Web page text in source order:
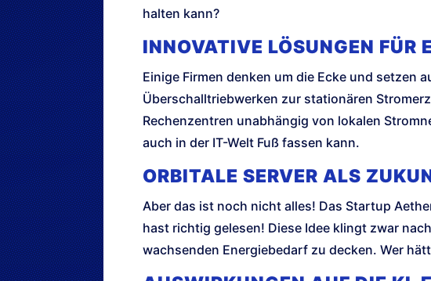
halten kann?
INNOVATIVE LÖSUNGEN FÜR
Einige Firmen denken um die Ecke und setzen
Überschalltriebwerken zur stationären
Rechenzentren unabhängig von lokalen
auch in der IT-Welt Fuß fassen kann.
ORBITALE SERVER ALS
Aber das ist noch nicht alles! Das Startup
hast richtig gelesen! Diese Idee klingt zwar
wachsenden Energiebedarf zu decken. Wer